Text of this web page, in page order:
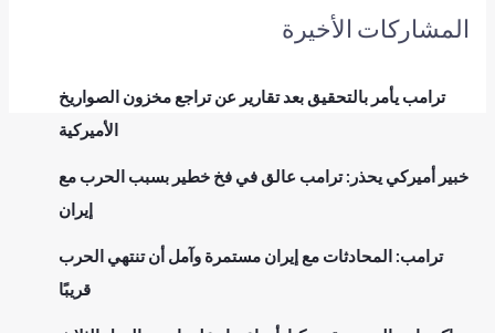
المشاركات الأخيرة
ترامب يأمر بالتحقيق بعد تقارير عن تراجع مخزون الصواريخ
الأميركية
خبير أميركي يحذر: ترامب عالق في فخ خطير بسبب الحرب مع
إيران
ترامب: المحادثات مع إيران مستمرة وآمل أن تنتهي الحرب
قريبًا